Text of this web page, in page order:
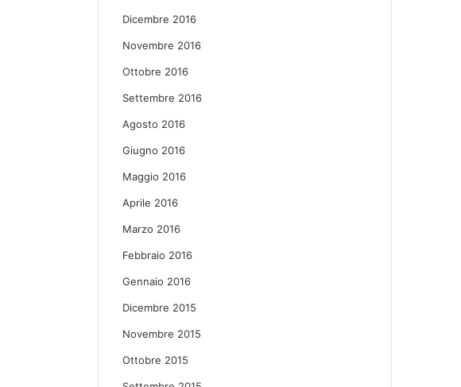
Dicembre 2016
Novembre 2016
Ottobre 2016
Settembre 2016
Agosto 2016
Giugno 2016
Maggio 2016
Aprile 2016
Marzo 2016
Febbraio 2016
Gennaio 2016
Dicembre 2015
Novembre 2015
Ottobre 2015